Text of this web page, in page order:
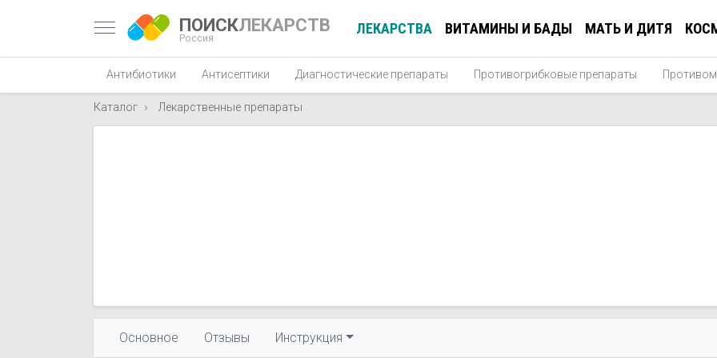
ПОИСКЛЕКАРСТВ
Россия
ЛЕКАРСТВА ВИТАМИНЫ И БАДЫ МАТЬ И ДИТЯ
Антибиотики Антисептики Диагностические препараты Противогрибковые препараты
Каталог Лекарственные препараты
Основное Отзывы Инструкция